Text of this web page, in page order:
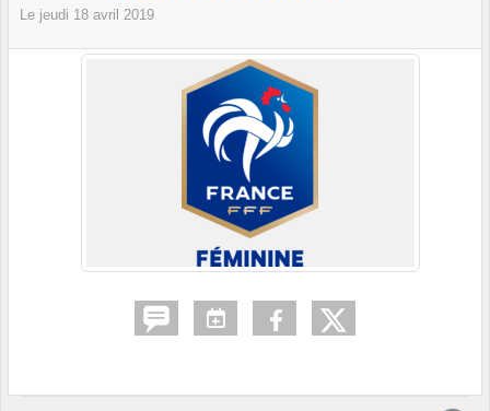
Le jeudi 18 avril 2019